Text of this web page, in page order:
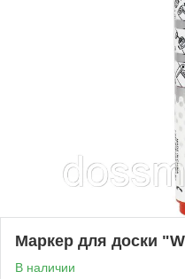
Маркер для доски
В наличии